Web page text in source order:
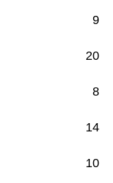
9
20
8
14
10